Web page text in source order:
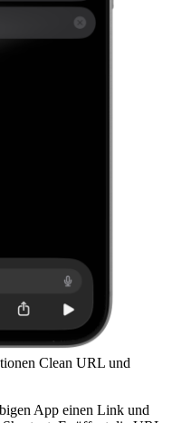
Clean URL und
App einen Link und